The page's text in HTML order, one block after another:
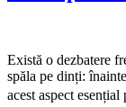
Există o dezbatere
spăla pe dinți:
acest aspect